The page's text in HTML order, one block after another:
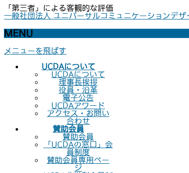
「第三者」による客観的な評価
一般社団法人 ユニバーサルコミュニケーションデザ
MENU
メニューを飛ばす
UCDAについて
UCDAについて
理事長挨拶
役員・沿革
電子公告
UCDAアワード
アクセス・お問い
合わせ
賛助会員
賛助会員
「UCDAの窓口」会
員制度
賛助会員専用ペー
ジ